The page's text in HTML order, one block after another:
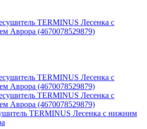
TERMINUS Лесенка с нижним